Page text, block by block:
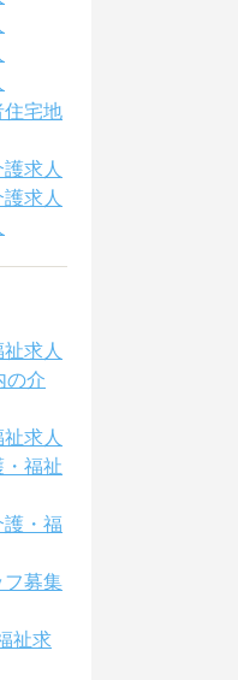
住宅地
求人
求人
求人
の介
求人
福祉
・福
フ募集
祉求